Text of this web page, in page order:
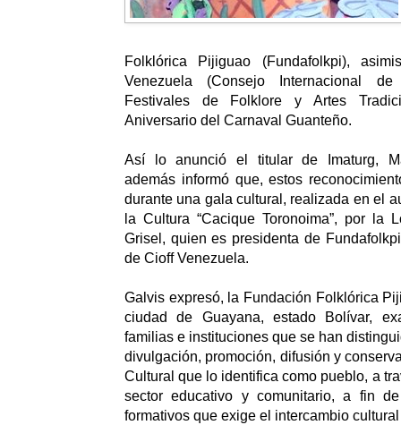
Folklórica Pijiguao (Fundafolkpi),
Venezuela (Consejo Internacional
Festivales de Folklore y Artes
Aniversario del Carnaval Guanteño.
Así lo anunció el titular de Imaturg,
además informó que, estos
durante una gala cultural, realizada en el
la Cultura “Cacique Toronoima”, por la
Grisel, quien es presidenta de
de Cioff Venezuela.
Galvis expresó, la Fundación Folklórica
ciudad de Guayana, estado Bolívar,
familias e instituciones que se han
divulgación, promoción, difusión y
Cultural que lo identifica como pueblo, a
sector educativo y comunitario, a fin
formativos que exige el intercambio